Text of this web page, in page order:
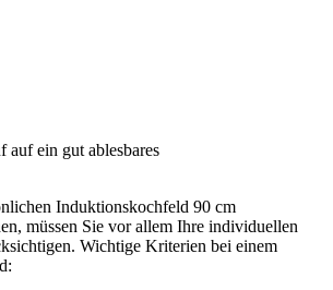
auf ein gut ablesbares
Induktionskochfeld 90 cm
müssen Sie vor allem Ihre individuellen
Wichtige Kriterien bei einem